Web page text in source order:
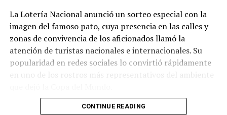
La Lotería Nacional anunció un sorteo especial con la
imagen del famoso pato, cuya presencia en las calles y
zonas de convivencia de los aficionados llamó la
atención de turistas nacionales e internacionales. Su
popularidad en redes sociales lo convirtió rápidamente
en uno de los rostros más representativos del ambiente
El sorteo repartirá un premio mayor de millones de
CONTINUE READING